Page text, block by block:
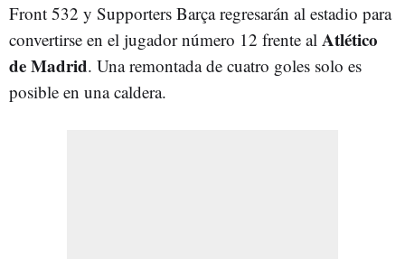
Front 532 y Supporters Barça regresarán al estadio para
convertirse en el jugador número 12 frente al Atlético
de Madrid. Una remontada de cuatro goles solo es
posible en una caldera.